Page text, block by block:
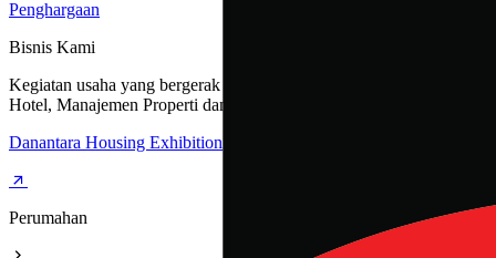
Penghargaan
Bisnis Kami
Kegiatan usaha yang bergerak dibidang Perumahan, Apartemen,
Hotel, Manajemen Properti dan Rest Area
Danantara Housing Exhibition
Perumahan